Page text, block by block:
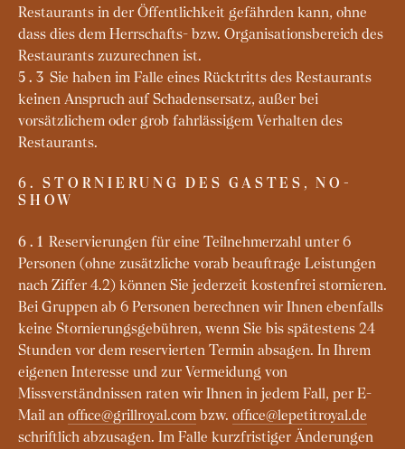
Restaurants in der Öffentlichkeit gefährden kann, ohne
dass dies dem Herrschafts- bzw. Organisationsbereich des
Restaurants zuzurechnen ist.
5.3 Sie haben im Falle eines Rücktritts des Restaurants
keinen Anspruch auf Schadensersatz, außer bei
vorsätzlichem oder grob fahrlässigem Verhalten des
Restaurants.
6. STORNIERUNG DES GASTES, NO-
SHOW
6.1 Reservierungen für eine Teilnehmerzahl unter 6
Personen (ohne zusätzliche vorab beauftrage Leistungen
nach Ziffer 4.2) können Sie jederzeit kostenfrei stornieren.
Bei Gruppen ab 6 Personen berechnen wir Ihnen ebenfalls
keine Stornierungsgebühren, wenn Sie bis spätestens 24
Stunden vor dem reservierten Termin absagen. In Ihrem
eigenen Interesse und zur Vermeidung von
Missverständnissen raten wir Ihnen in jedem Fall, per E-
Mail an office@grillroyal.com bzw. office@lepetitroyal.de
schriftlich abzusagen. Im Falle kurzfristiger Änderungen